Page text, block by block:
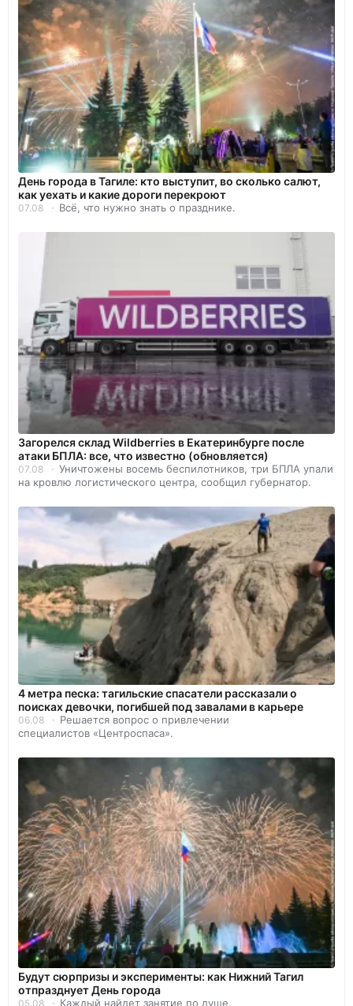
День города в Тагиле: кто выступит, во сколько салют,
как уехать и какие дороги перекроют
07.08 Всё, что нужно знать о празднике.
Загорелся склад Wildberries в Екатеринбурге после
атаки БПЛА: все, что известно (обновляется)
07.08
Уничтожены восемь беспилотников, три БПЛА упали
на кровлю логистического центра, сообщил губернатор.
4 метра песка: тагильские спасатели рассказали о
поисках девочки, погибшей под завалами в карьере
06.08
Решается вопрос о привлечении
специалистов «Центроспаса».
Будут сюрпризы и эксперименты: как Нижний Тагил
отпразднует День города
05.08 Каждый найдет занятие по душе.